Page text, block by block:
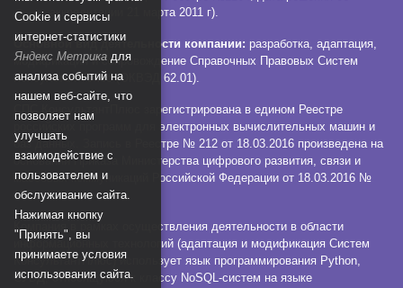
аккредитации 21 марта 2011 г).
Основной вид деятельности компании: разработка, адаптация,
модификация и сопровождение Справочных Правовых Систем
КонсультантПлюс (ОКВЭД 62.01).
СПС КонсультантПлюс зарегистрирована в едином Реестре
российских программ для электронных вычислительных машин и
баз данных. Запись в Реестре № 212 от 18.03.2016 произведена на
основании Приказа Министерства цифрового развития, связи и
массовых коммуникаций Российской Федерации от 18.03.2016 №
112.
Компания в рамках осуществления деятельности в области
информационных технологий (адаптация и модификация Систем
КонсультантПлюс) использует язык программирования Python,
СУБД, относящуюся к классу NoSQL-систем на языке
Сookie и сервисы
интернет-статистики
Яндекс Метрика для
анализа событий на
нашем веб-сайте, что
позволяет нам
улучшать
взаимодействие с
пользователем и
обслуживание сайта.
Нажимая кнопку
"Принять", вы
принимаете условия
использования сайта.